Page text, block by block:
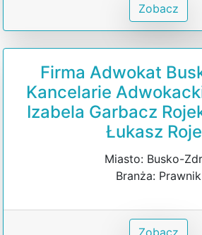
Zobacz
Firma Adwokat
Kancelarie
Izabela Garbacz
Łukasz
Miasto: Busko-
Branża: Prawnik
Zobacz